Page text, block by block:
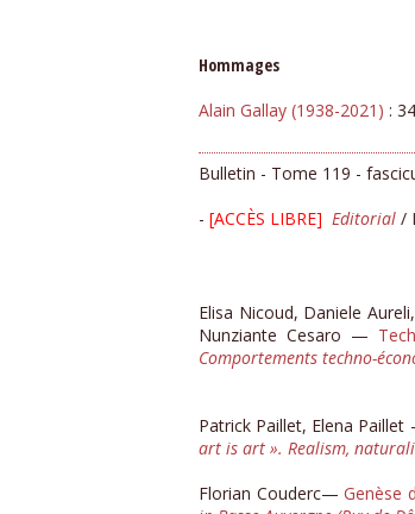
Hommages
Alain Gallay (1938-2021) :
Bulletin - Tome 119 -
- [ACCÈS LIBRE] Editorial /
Elisa Nicoud, Daniele
Nunziante Cesaro —
Comportements techno-
Patrick Paillet, Elena
art is art ». Realism,
Florian Couderc—Genèse